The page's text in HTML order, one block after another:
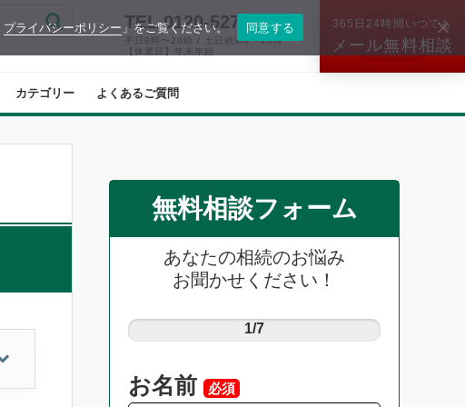
TEL.0120-527-574
平日9時〜20時 / 土日祝9時〜18時
【休業日】年末年始
365日24時間いつでも
メール無料相談
カテゴリー よくあるご質問
無料相談フォーム
あなたの相続のお悩み
お聞かせください！
1/7
お名前 必須
プライバシーポリシー 」をご覧ください。 同意する